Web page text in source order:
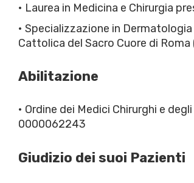
• Laurea in Medicina e Chirurgia
• Specializzazione in
Cattolica del Sacro Cuore di
Abilitazione
• Ordine dei Medici Chirurghi e
0000062243
Giudizio dei suoi Pazienti